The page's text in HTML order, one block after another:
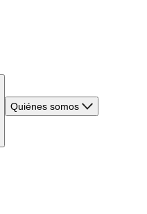
Quiénes somos